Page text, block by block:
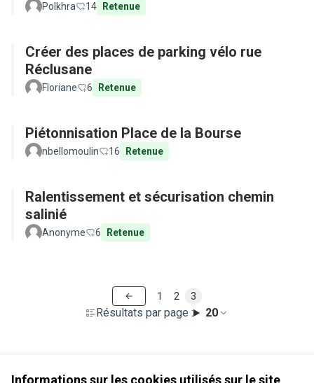
Informations sur les cookies utilisés sur le site
Polkhra 14 Retenue
Créer des places de parking vélo rue
Réclusane
Floriane 6 Retenue
Piétonnisation Place de la Bourse
nbellomoulin 16 Retenue
Ralentissement et sécurisation chemin
salinié
Anonyme 6 Retenue
Résultats par page : 20
1 2 3